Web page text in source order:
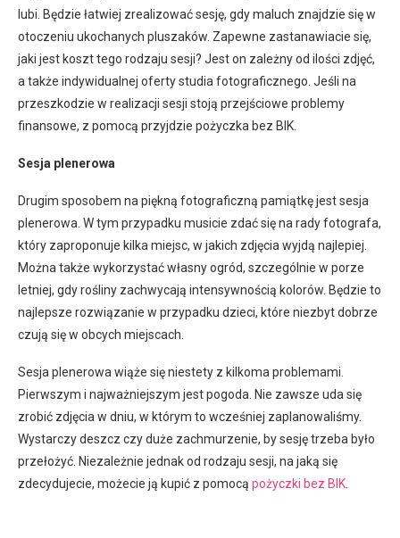
lubi. Będzie łatwiej zrealizować sesję, gdy maluch znajdzie się w
otoczeniu ukochanych pluszaków. Zapewne zastanawiacie się,
jaki jest koszt tego rodzaju sesji? Jest on zależny od ilości zdjęć,
a także indywidualnej oferty studia fotograficznego. Jeśli na
przeszkodzie w realizacji sesji stoją przejściowe problemy
finansowe, z pomocą przyjdzie pożyczka bez BIK.
Sesja plenerowa
Drugim sposobem na piękną fotograficzną pamiątkę jest sesja
plenerowa. W tym przypadku musicie zdać się na rady fotografa,
który zaproponuje kilka miejsc, w jakich zdjęcia wyjdą najlepiej.
Można także wykorzystać własny ogród, szczególnie w porze
letniej, gdy rośliny zachwycają intensywnością kolorów. Będzie to
najlepsze rozwiązanie w przypadku dzieci, które niezbyt dobrze
czują się w obcych miejscach.
Sesja plenerowa wiąże się niestety z kilkoma problemami.
Pierwszym i najważniejszym jest pogoda. Nie zawsze uda się
zrobić zdjęcia w dniu, w którym to wcześniej zaplanowaliśmy.
Wystarczy deszcz czy duże zachmurzenie, by sesję trzeba było
przełożyć. Niezależnie jednak od rodzaju sesji, na jaką się
zdecydujecie, możecie ją kupić z pomocą pożyczki bez BIK